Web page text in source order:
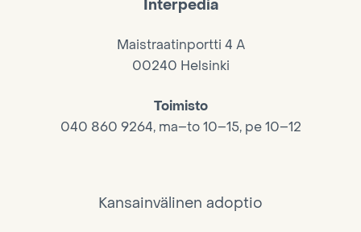
Interpedia
Maistraatinportti 4 A
00240 Helsinki
Toimisto
040 860 9264, ma–to 10–15, pe 10–12
Kansainvälinen adoptio